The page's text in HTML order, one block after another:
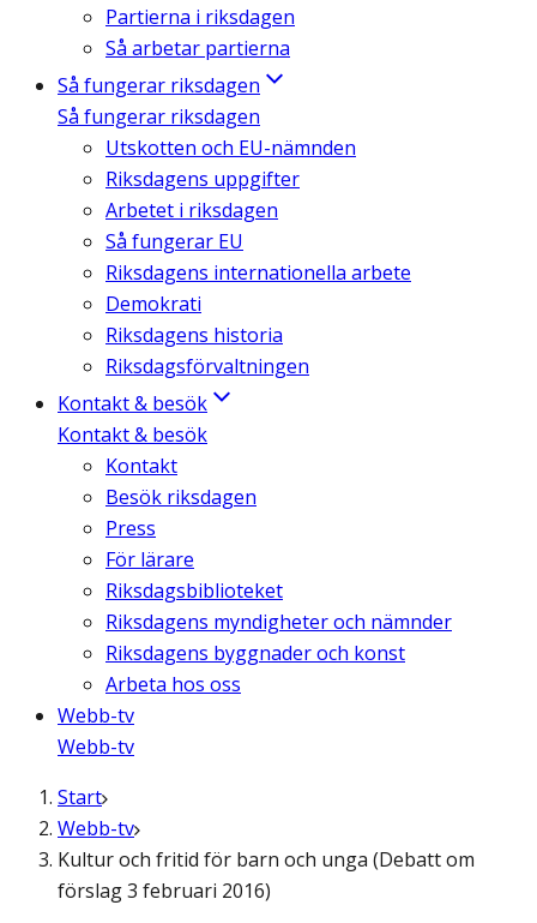
Partierna i riksdagen
Så arbetar partierna
Så fungerar riksdagen
Så fungerar riksdagen
Utskotten och EU-nämnden
Riksdagens uppgifter
Arbetet i riksdagen
Så fungerar EU
Riksdagens internationella arbete
Demokrati
Riksdagens historia
Riksdagsförvaltningen
Kontakt & besök
Kontakt & besök
Kontakt
Besök riksdagen
Press
För lärare
Riksdagsbiblioteket
Riksdagens myndigheter och nämnder
Riksdagens byggnader och konst
Arbeta hos oss
Webb-tv
Webb-tv
Start
Webb-tv
Kultur och fritid för barn och unga (Debatt om
förslag 3 februari 2016)